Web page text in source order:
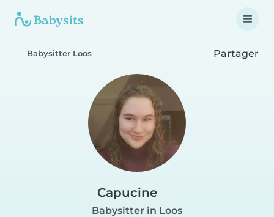
Babysitter Loos Partager
Capucine
Babysitter in Loos